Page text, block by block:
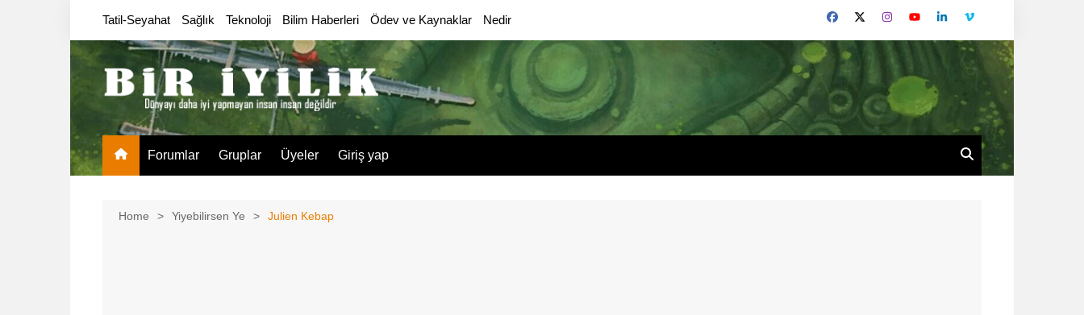
Tatil-Seyahat Sağlık Teknoloji Bilim Haberleri Ödev ve Kaynaklar Nedir
Forumlar Gruplar Üyeler Giriş yap
Home Yiyebilirsen Ye Julien Kebap